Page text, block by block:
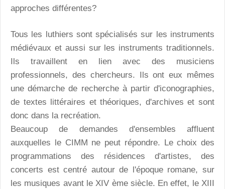
approches différentes?
Tous les luthiers sont spécialisés sur les instruments
médiévaux et aussi sur les instruments traditionnels.
Ils travaillent en lien avec des musiciens
professionnels, des chercheurs. Ils ont eux mêmes
une démarche de recherche à partir d'iconographies,
de textes littéraires et théoriques, d'archives et sont
donc dans la recréation.
Beaucoup de demandes d'ensembles affluent
auxquelles le CIMM ne peut répondre. Le choix des
programmations des résidences d'artistes, des
concerts est centré autour de l'époque romane, sur
les musiques avant le XIV ème siècle. En effet, le XIII